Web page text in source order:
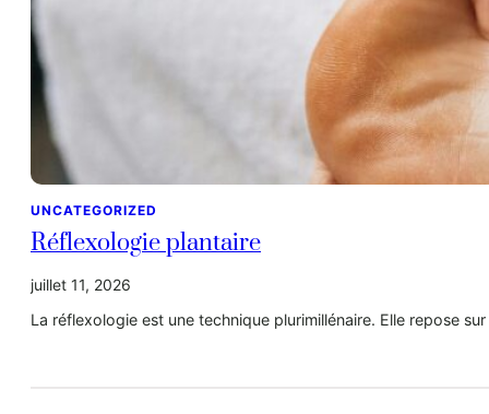
UNCATEGORIZED
Réflexologie plantaire
juillet 11, 2026
La réflexologie est une technique plurimillénaire. Elle repose